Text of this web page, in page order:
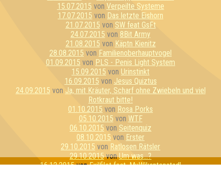
15.07.2015 von Verpeilte Systeme
17.07.2015 von Das letzte Eishorn
21.07.2015 von SW feat GsFt
24.07.2015 von 8Bit Army
21.08.2015 von Käptn Kienitz
28.08.2015 von Familienoberhauptvogel
01.09.2015 von PLS - Penis Light System
15.09.2015 von Urinstinkt
16.09.2015 von Jesus Quiztus
24.09.2015 von Ja, mit Kräuter, Scharf ohne Zwiebeln und viel
Rotkraut bitte!
01.10.2015 von Rosa Porks
05.10.2015 von WTF
06.10.2015 von Seitenquiz
08.10.2015 von Erster
29.10.2015 von Ratlosen Rätsler
29.10.2015vonUm was...?
16.12.2015vonExilfilet feat. MuWikantenstadl